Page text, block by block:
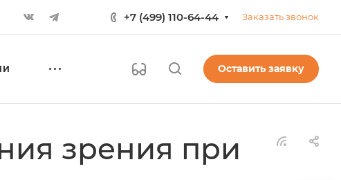
+7 (499) 110-64-44 Заказать звонок
Оставить заявку
зрения при